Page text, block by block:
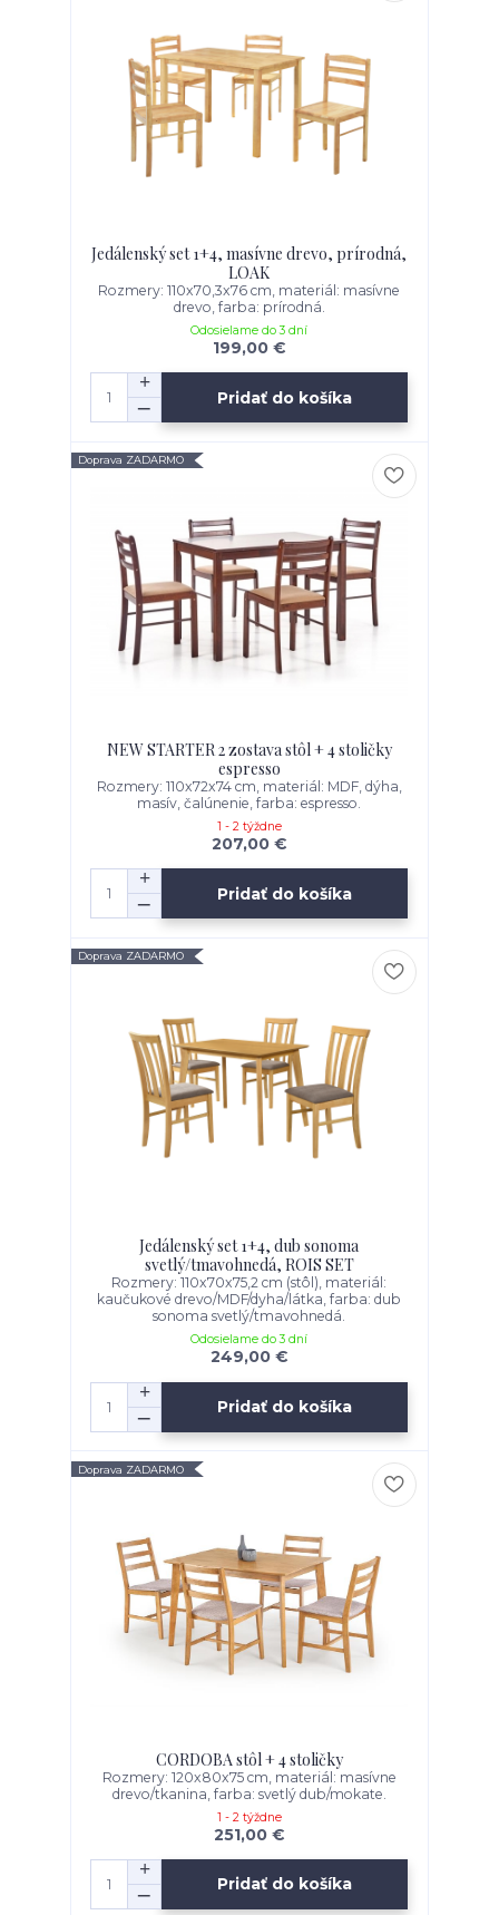
Jedálenský set 1+4, masívne drevo, prírodná,
LOAK
Rozmery: 110x70,3x76 cm, materiál: masívne
drevo, farba: prírodná.
199,00 €
Odosielame do 3 dní
Pridať do košíka
Doprava ZADARMO
NEW STARTER 2 zostava stôl + 4 stoličky
espresso
Rozmery: 110x72x74 cm, materiál: MDF, dýha,
masív, čalúnenie, farba: espresso.
207,00 €
1 - 2 týždne
Pridať do košíka
Doprava ZADARMO
Jedálenský set 1+4, dub sonoma
svetlý/tmavohnedá, ROIS SET
Rozmery: 110x70x75,2 cm (stôl), materiál:
kaučukové drevo/MDF/dyha/látka, farba: dub
sonoma svetlý/tmavohnedá.
249,00 €
Odosielame do 3 dní
Pridať do košíka
Doprava ZADARMO
CORDOBA stôl + 4 stoličky
Rozmery: 120x80x75 cm, materiál: masívne
drevo/tkanina, farba: svetlý dub/mokate.
251,00 €
1 - 2 týždne
Pridať do košíka